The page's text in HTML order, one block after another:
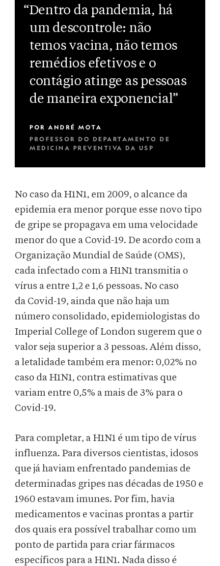
“Dentro da pandemia, há
um descontrole: não
temos vacina, não temos
remédios efetivos e o
contágio atinge as pessoas
de maneira exponencial”
POR ANDRÉ MOTA
PROFESSOR DO DEPARTAMENTO DE
MEDICINA PREVENTIVA DA USP
No caso da H1N1, em 2009, o alcance da
epidemia era menor porque esse novo tipo
de gripe se propagava em uma velocidade
menor do que a Covid-19. De acordo com a
Organização Mundial de Saúde (OMS),
cada infectado com a H1N1 transmitia o
vírus a entre 1,2 e 1,6 pessoas. No caso
da Covid-19, ainda que não haja um
número consolidado, epidemiologistas do
Imperial College of London sugerem que o
valor seja superior a 3 pessoas. Além disso,
a letalidade também era menor: 0,02% no
caso da H1N1, contra estimativas que
variam entre 0,5% a mais de 3% para o
Covid-19.
Para completar, a H1N1 é um tipo de vírus
influenza. Para diversos cientistas, idosos
que já haviam enfrentado pandemias de
determinadas gripes nas décadas de 1950 e
1960 estavam imunes. Por fim, havia
medicamentos e vacinas prontas a partir
dos quais era possível trabalhar como um
ponto de partida para criar fármacos
específicos para a H1N1. Nada disso é